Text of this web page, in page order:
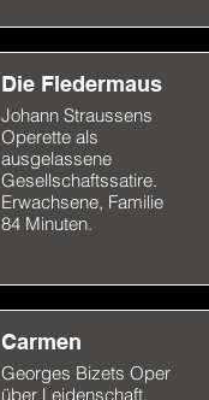
Die Fledermaus
Johann Straussens
Operette als
ausgelassene
Gesellschaftssatire.
Erwachsene, Familie
84 Minuten.
Carmen
Georges Bizets Oper
über Leidenschaft,